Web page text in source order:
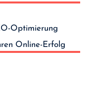
Optimierung
Online-Erfolg